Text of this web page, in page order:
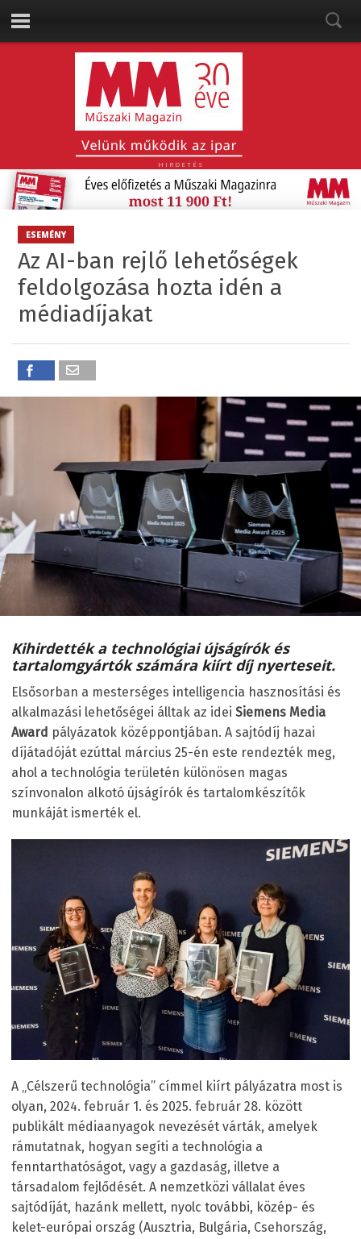
HIRDETÉS
ESEMÉNY
Az AI-ban rejlő lehetőségek
feldolgozása hozta idén a
médiadíjakat
Kihirdették a technológiai újságírók és
tartalomgyártók számára kiírt díj nyerteseit.
Elsősorban a mesterséges intelligencia hasznosítási és
alkalmazási lehetőségei álltak az idei Siemens Media
Award pályázatok középpontjában. A sajtódíj hazai
díjátadóját ezúttal március 25-én este rendezték meg,
ahol a technológia területén különösen magas
színvonalon alkotó újságírók és tartalomkészítők
munkáját ismerték el.
A „Célszerű technológia” címmel kiírt pályázatra most is
olyan, 2024. február 1. és 2025. február 28. között
publikált médiaanyagok nevezését várták, amelyek
rámutatnak, hogyan segíti a technológia a
fenntarthatóságot, vagy a gazdaság, illetve a
társadalom fejlődését. A nemzetközi vállalat éves
sajtódíját, hazánk mellett, nyolc további, közép- és
kelet-európai ország (Ausztria, Bulgária, Csehország,